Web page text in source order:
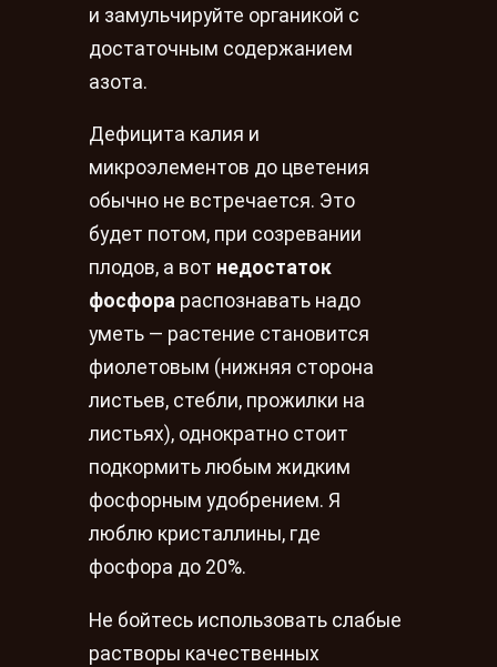
и замульчируйте органикой с
достаточным содержанием
азота.
Дефицита калия и
микроэлементов до цветения
обычно не встречается. Это
будет потом, при созревании
плодов, а вот недостаток
фосфора распознавать надо
уметь — растение становится
фиолетовым (нижняя сторона
листьев, стебли, прожилки на
листьях), однократно стоит
подкормить любым жидким
фосфорным удобрением. Я
люблю кристаллины, где
фосфора до 20%.
Не бойтесь использовать слабые
растворы качественных